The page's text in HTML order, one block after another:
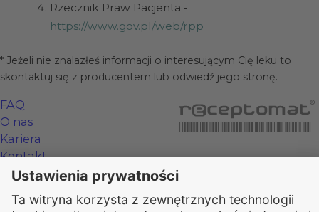
Rzecznik Praw Pacjenta -
https://www.gov.pl/web/rpp
* Jeżeli nie znalazłeś informacji o interesującym Cię leku to
skontaktuj się z producentem lub odwiedź jego stronę.
FAQ
O nas
Kariera
Kontakt
Cennik
Dla Pacjenta